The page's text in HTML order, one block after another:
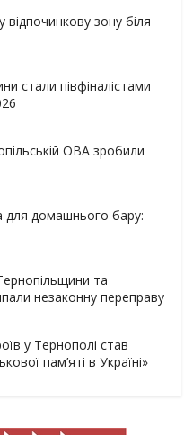
зону біля
стали півфіналістами
ОВА зробили
для домашнього бару:
та
незаконну переправу
у Тернополі став
пам’яті в Україні»